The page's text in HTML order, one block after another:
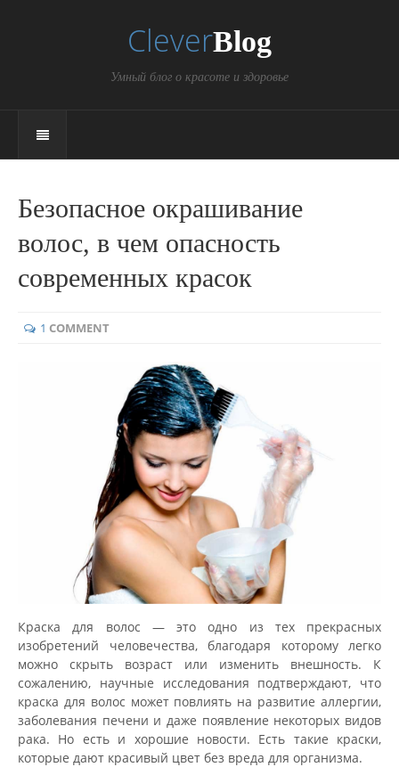
CleverBlog
Умный блог о красоте и здоровье
Безопасное окрашивание
волос, в чем опасность
современных красок
1 COMMENT
Краска для волос — это одно из тех прекрасных
изобретений человечества, благодаря которому легко
можно скрыть возраст или изменить внешность. К
сожалению, научные исследования подтверждают, что
краска для волос может повлиять на развитие аллергии,
заболевания печени и даже появление некоторых видов
рака. Но есть и хорошие новости. Есть такие краски,
которые дают красивый цвет без вреда для организма.